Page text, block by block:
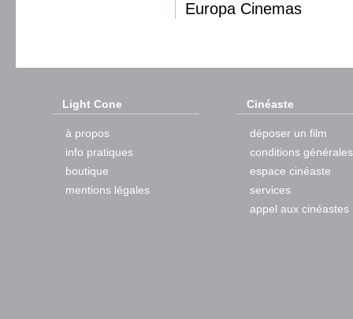
Europa Cinemas
Light Cone
à propos
info pratiques
boutique
mentions légales
Cinéaste
déposer un film
conditions générales
espace cinéaste
services
appel aux cinéastes